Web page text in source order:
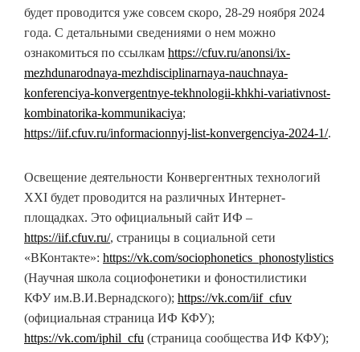
будет проводится уже совсем скоро, 28-29 ноября 2024
года. С детальными сведениями о нем можно
ознакомиться по ссылкам https://cfuv.ru/anonsi/ix-
mezhdunarodnaya-mezhdisciplinarnaya-nauchnaya-
konferenciya-konvergentnye-tekhnologii-khkhi-variativnost-
kombinatorika-kommunikaciya;
https://iif.cfuv.ru/informacionnyj-list-konvergenciya-2024-1/.
Освещение деятельности Конвергентных технологий
XXI будет проводится на различных Интернет-
площадках. Это официальный сайт ИФ –
https://iif.cfuv.ru/, страницы в социальной сети
«ВКонтакте»: https://vk.com/sociophonetics_phonostylistics
(Научная школа социофонетики и фоностилистики
КФУ им.В.И.Вернадского); https://vk.com/iif_cfuv
(официальная страница ИФ КФУ);
https://vk.com/iphil_cfu (страница сообщества ИФ КФУ);